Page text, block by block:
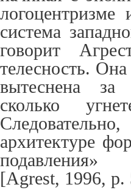
система
говорит
телесность.
вытеснена за
сколько
архитектуре
[Agrest, 1996, p.